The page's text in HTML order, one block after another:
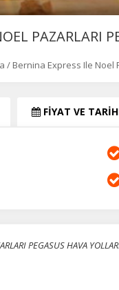
PAZARLARI
/ Bernina Express Ile Noel
FİYAT VE
PEGASUS HAVA